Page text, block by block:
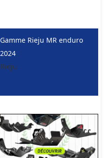
Gamme Rieju MR enduro
2024
Rieju